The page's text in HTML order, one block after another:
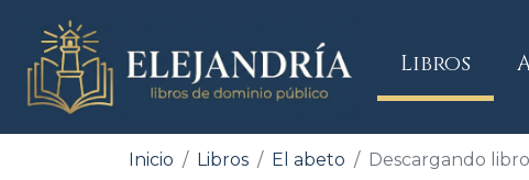
Libros
Inicio Libros El abeto Descargando libro